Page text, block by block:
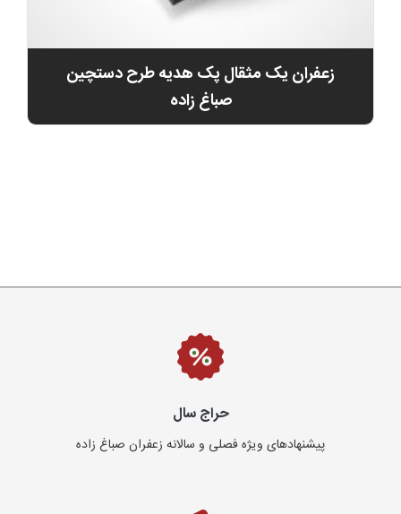
زعفران یک مثقال پک هدیه طرح دستچین
صباغ زاده
0 تومان
حراج سال
پیشنهادهای ویژه فصلی و سالانه زعفران صباغ زاده